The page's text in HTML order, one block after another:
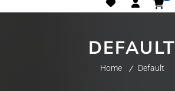
DEFAULT
Home Default